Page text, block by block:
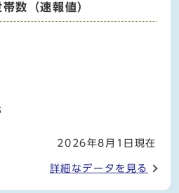
数（速報値）
2026年8月1日現在
詳細なデータを見る